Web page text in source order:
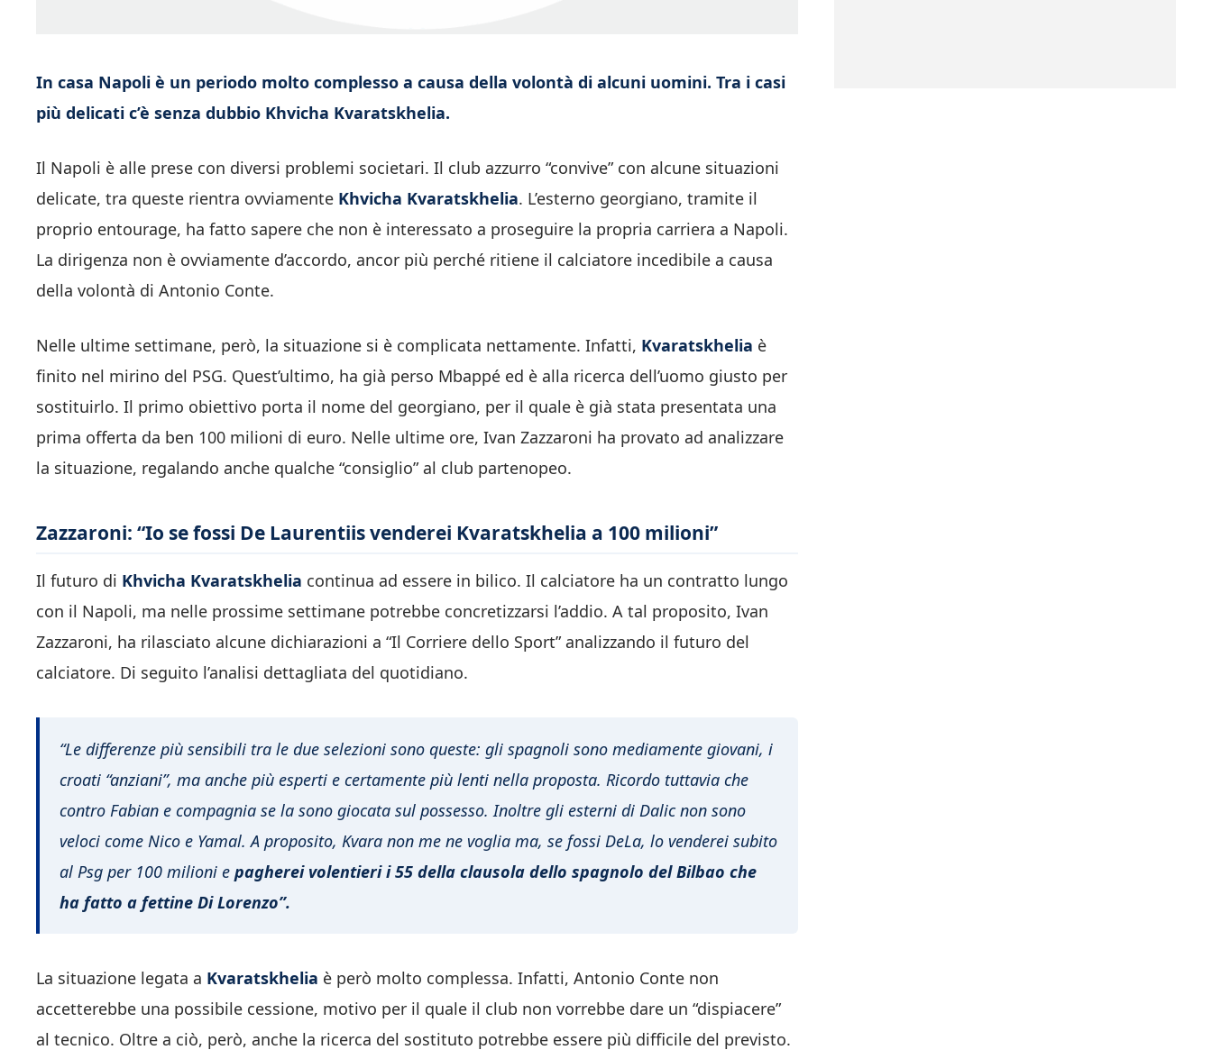
In casa Napoli è un periodo molto complesso a causa della volontà di alcuni uomini. Tra i casi
più delicati c’è senza dubbio Khvicha Kvaratskhelia.
Il Napoli è alle prese con diversi problemi societari. Il club azzurro “convive” con alcune situazioni
delicate, tra queste rientra ovviamente Khvicha Kvaratskhelia. L’esterno georgiano, tramite il
proprio entourage, ha fatto sapere che non è interessato a proseguire la propria carriera a Napoli.
La dirigenza non è ovviamente d’accordo, ancor più perché ritiene il calciatore incedibile a causa
della volontà di Antonio Conte.
Nelle ultime settimane, però, la situazione si è complicata nettamente. Infatti, Kvaratskhelia è
finito nel mirino del PSG. Quest’ultimo, ha già perso Mbappé ed è alla ricerca dell’uomo giusto per
sostituirlo. Il primo obiettivo porta il nome del georgiano, per il quale è già stata presentata una
prima offerta da ben 100 milioni di euro. Nelle ultime ore, Ivan Zazzaroni ha provato ad analizzare
la situazione, regalando anche qualche “consiglio” al club partenopeo.
Zazzaroni: “Io se fossi De Laurentiis venderei Kvaratskhelia a 100 milioni”
Il futuro di Khvicha Kvaratskhelia continua ad essere in bilico. Il calciatore ha un contratto lungo
con il Napoli, ma nelle prossime settimane potrebbe concretizzarsi l’addio. A tal proposito, Ivan
Zazzaroni, ha rilasciato alcune dichiarazioni a “Il Corriere dello Sport” analizzando il futuro del
calciatore. Di seguito l’analisi dettagliata del quotidiano.
“Le differenze più sensibili tra le due selezioni sono queste: gli spagnoli sono mediamente giovani, i
croati “anziani”, ma anche più esperti e certamente più lenti nella proposta. Ricordo tuttavia che
contro Fabian e compagnia se la sono giocata sul possesso. Inoltre gli esterni di Dalic non sono
veloci come Nico e Yamal. A proposito, Kvara non me ne voglia ma, se fossi DeLa, lo venderei subito
al Psg per 100 milioni e pagherei volentieri i 55 della clausola dello spagnolo del Bilbao che
ha fatto a fettine Di Lorenzo”.
La situazione legata a Kvaratskhelia è però molto complessa. Infatti, Antonio Conte non
accetterebbe una possibile cessione, motivo per il quale il club non vorrebbe dare un “dispiacere”
al tecnico. Oltre a ciò, però, anche la ricerca del sostituto potrebbe essere più difficile del previsto.